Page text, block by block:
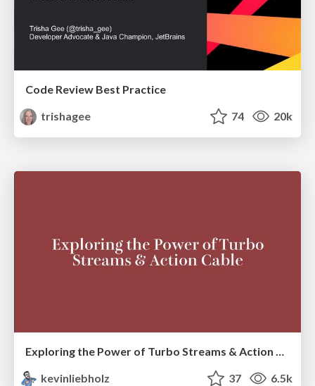
Code Review Best Practice
trishagee
74 20k
Exploring the Power of Turbo Streams & Action Cable | RailsConf2023
kevinliebholz
37 6.5k